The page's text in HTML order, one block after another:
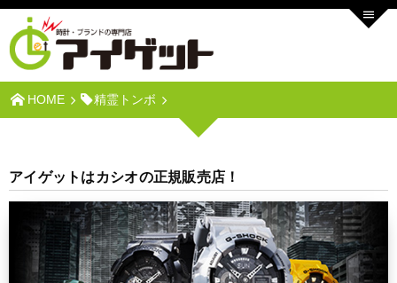
HOME 精霊トンボ
アイゲットはカシオの正規販売店！